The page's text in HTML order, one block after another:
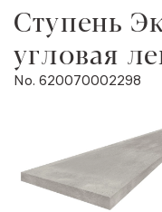
Ступень
угловая
No. 620070002298